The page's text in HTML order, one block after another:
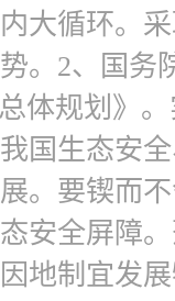
大循环。
。2、国务
总体规划》
国生态安
。要锲而
安全屏障
地制宜发